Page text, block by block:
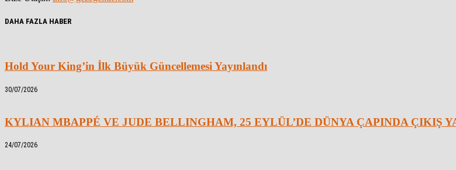
DAHA FAZLA HABER
Hold Your King’in İlk Büyük Güncellemesi Yayınlandı
30/07/2026
KYLIAN MBAPPÉ VE JUDE BELLINGHAM, 25 EYLÜL’DE DÜNYA ÇAPINDA ÇIKIŞ
24/07/2026